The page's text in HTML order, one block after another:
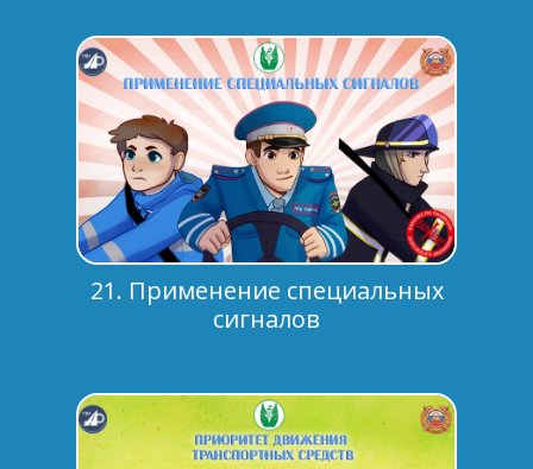
21. Применение специальных
сигналов